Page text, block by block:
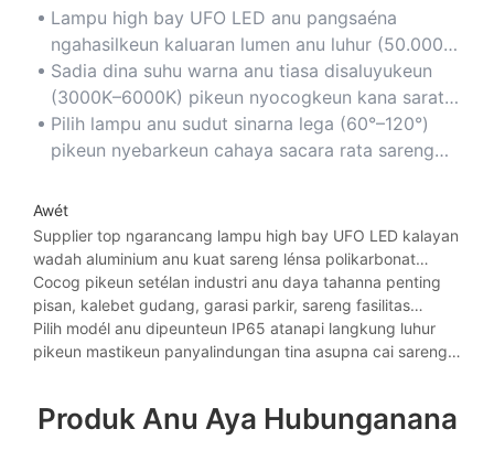
Lampu high bay UFO LED anu pangsaéna
ngahasilkeun kaluaran lumen anu luhur (50.000–
100.000 lumen) pikeun kacaangan anu unggul di
daérah anu lega sapertos gimnasium atanapi
pabrik.
Sadia dina suhu warna anu tiasa disaluyukeun
(3000K–6000K) pikeun nyocogkeun kana sarat
tugas, ti mimiti cahaya haneut di rohangan ritel
dugi ka cahaya siang anu tiis di bengkel.
Pilih lampu anu sudut sinarna lega (60°–120°)
pikeun nyebarkeun cahaya sacara rata sareng
plafon anu luhur.
Awét
Supplier top ngarancang lampu high bay UFO LED kalayan
wadah aluminium anu kuat sareng lénsa polikarbonat
pikeun tahan kana kaayaan anu keras sapertos geter, lebu,
sareng kalembaban.
Cocog pikeun setélan industri anu daya tahanna penting
pisan, kalebet gudang, garasi parkir, sareng fasilitas
produksi.
Pilih modél anu dipeunteun IP65 atanapi langkung luhur
pikeun mastikeun panyalindungan tina asupna cai sareng
Produk Anu Aya Hubunganana